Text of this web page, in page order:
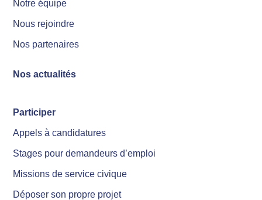
Notre équipe
Nous rejoindre
Nos partenaires
Nos actualités
Participer
Appels à candidatures
Stages pour demandeurs d’emploi
Missions de service civique
Déposer son propre projet